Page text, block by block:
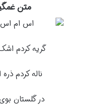
متن
گریه کردم
ناله کردم
در گلستان